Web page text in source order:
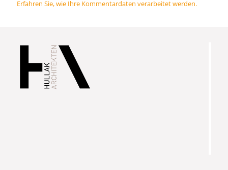
Erfahren Sie, wie Ihre Kommentardaten verarbeitet werden.